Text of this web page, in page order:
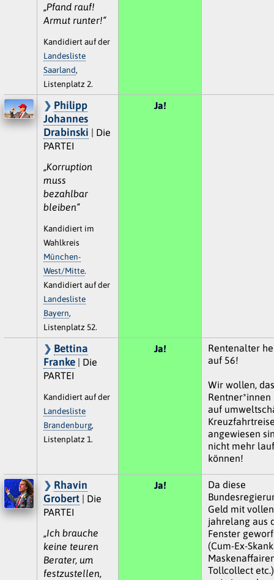
„Pfand rauf!
Armut runter!“
Kandidiert auf der
Landesliste
Saarland,
Listenplatz 2.
Philipp
Johannes
Drabinski | Die
PARTEI
„Korruption
muss
bezahlbar
bleiben“
Kandidiert im
Wahlkreis
München-
West/Mitte.
Kandidiert auf der
Landesliste
Bayern,
Listenplatz 52.
Ja!
Bettina
Franke| Die
PARTEI
Kandidiert auf der
Landesliste
Brandenburg,
Listenplatz 1.
Ja!
Rentenalter
auf 56!
Wir wollen,
auf
angewiesen
nicht mehr
können!
Rhavin
Grobert| Die
PARTEI
„Ich brauche
keine teuren
Berater, um
festzustellen,
Ja!
Da diese
Geld mit
jahrelang aus
Fenster
(Cum-Ex-
Tollcollect